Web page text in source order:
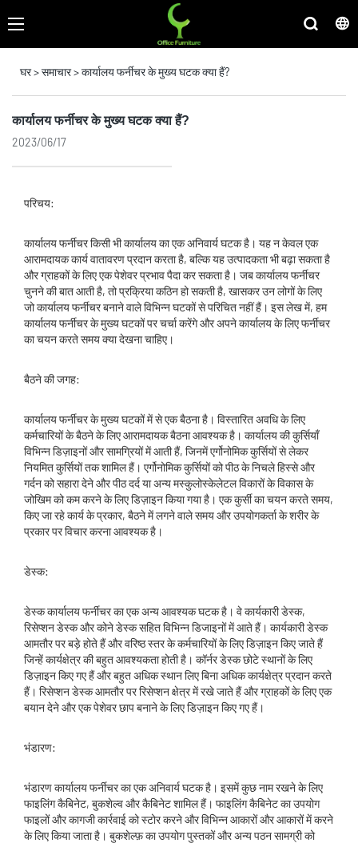
घर>समाचार>कार्यालय फर्नीचर के मुख्य घटक क्या हैं?
कार्यालय फर्नीचर के मुख्य घटक क्या हैं?
2023/06/17
परिचय:
कार्यालय फर्नीचर किसी भी कार्यालय का एक अनिवार्य घटक है। यह न केवल एक
आरामदायक कार्य वातावरण प्रदान करता है, बल्कि यह उत्पादकता भी बढ़ा सकता है
और ग्राहकों के लिए एक पेशेवर प्रभाव पैदा कर सकता है। जब कार्यालय फर्नीचर
चुनने की बात आती है, तो प्रक्रिया कठिन हो सकती है, खासकर उन लोगों के लिए
जो कार्यालय फर्नीचर बनाने वाले विभिन्न घटकों से परिचित नहीं हैं। इस लेख में, हम
कार्यालय फर्नीचर के मुख्य घटकों पर चर्चा करेंगे और अपने कार्यालय के लिए फर्नीचर
का चयन करते समय क्या देखना चाहिए।
बैठने की जगह:
कार्यालय फर्नीचर के मुख्य घटकों में से एक बैठना है। विस्तारित अवधि के लिए
कर्मचारियों के बैठने के लिए आरामदायक बैठना आवश्यक है। कार्यालय की कुर्सियाँ
विभिन्न डिज़ाइनों और सामग्रियों में आती हैं, जिनमें एर्गोनोमिक कुर्सियों से लेकर
नियमित कुर्सियों तक शामिल हैं। एर्गोनोमिक कुर्सियों को पीठ के निचले हिस्से और
गर्दन को सहारा देने और पीठ दर्द या अन्य मस्कुलोस्केलेटल विकारों के विकास के
जोखिम को कम करने के लिए डिज़ाइन किया गया है। एक कुर्सी का चयन करते समय,
किए जा रहे कार्य के प्रकार, बैठने में लगने वाले समय और उपयोगकर्ता के शरीर के
प्रकार पर विचार करना आवश्यक है।
डेस्क:
डेस्क कार्यालय फर्नीचर का एक अन्य आवश्यक घटक है। वे कार्यकारी डेस्क,
रिसेप्शन डेस्क और कोने डेस्क सहित विभिन्न डिजाइनों में आते हैं। कार्यकारी डेस्क
आमतौर पर बड़े होते हैं और वरिष्ठ स्तर के कर्मचारियों के लिए डिज़ाइन किए जाते हैं
जिन्हें कार्यक्षेत्र की बहुत आवश्यकता होती है। कॉर्नर डेस्क छोटे स्थानों के लिए
डिज़ाइन किए गए हैं और बहुत अधिक स्थान लिए बिना अधिक कार्यक्षेत्र प्रदान करते
हैं। रिसेप्शन डेस्क आमतौर पर रिसेप्शन क्षेत्र में रखे जाते हैं और ग्राहकों के लिए एक
बयान देने और एक पेशेवर छाप बनाने के लिए डिज़ाइन किए गए हैं।
भंडारण:
भंडारण कार्यालय फर्नीचर का एक अनिवार्य घटक है। इसमें कुछ नाम रखने के लिए
फाइलिंग कैबिनेट, बुकशेल्व और कैबिनेट शामिल हैं। फाइलिंग कैबिनेट का उपयोग
फाइलों और कागजी कार्रवाई को स्टोर करने और विभिन्न आकारों और आकारों में करने
के लिए किया जाता है। बुकशेल्फ़ का उपयोग पुस्तकों और अन्य पठन सामग्री को